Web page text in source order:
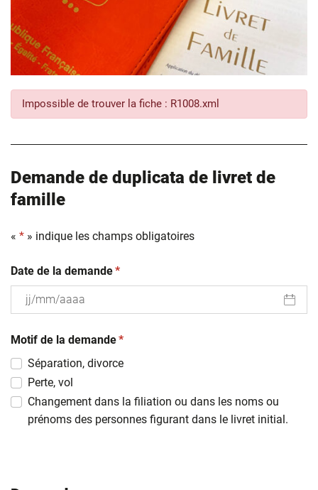
Impossible de trouver la fiche : R1008.xml
Demande de duplicata de livret de
famille
« * » indique les champs obligatoires
Date de la demande(obligatoire)
*
slash
MM
slash
AAAA
Motif de la demande(obligatoire)
*
Séparation, divorce
Perte, vol
Changement dans la filiation ou dans les noms ou
prénoms des personnes figurant dans le livret initial.